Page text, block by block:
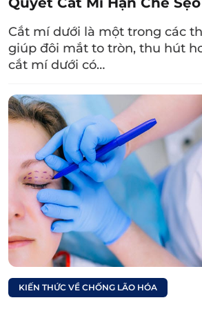
Xem thêm:
Nhấn
được
biết
Với khách hàng nhấn mí ở Dr.
tâm sẽ được hướng dẫn chi
mí mắt và chế độ ăn uống,
để nhanh lành thương, hạn
ngũ nhân viên chăm sóc
thường xuyên gọi điện hỏi
đề gì bạn có thể báo ngay với
kịp thời nhé.
Không ít khách hàng sau khi
Cắt mí dưới là một trong các
giúp đôi mắt to tròn, thu hút
cắt mí dưới có…
KIẾN THỨC VỀ CHỐNG LÃO HÓA